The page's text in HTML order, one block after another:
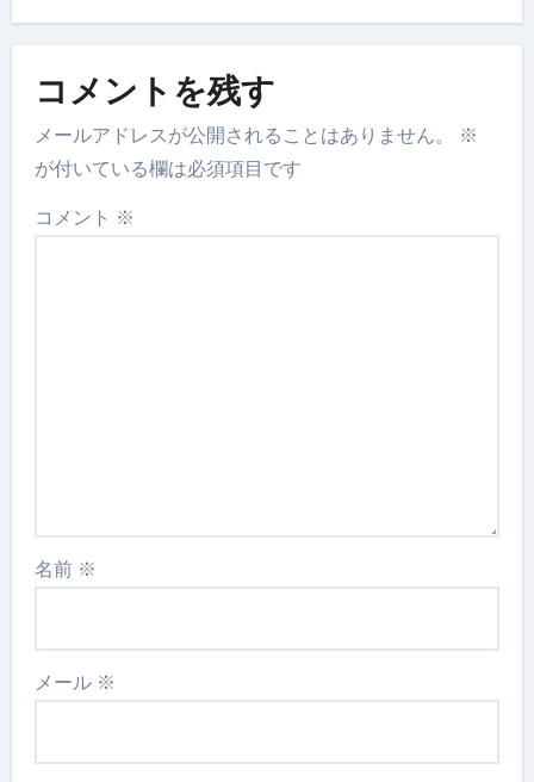
コメントを残す
メールアドレスが公開されることはありません。
※
が付いている欄は必須項目です
コメント ※
名前 ※
メール ※